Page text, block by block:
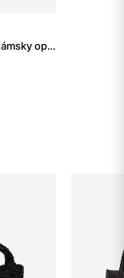
Biely kožený dámsky opasok so striebornou prackou